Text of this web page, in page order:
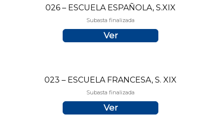
026 – ESCUELA ESPAÑOLA, S.XIX
Subasta finalizada
Ver
023 – ESCUELA FRANCESA, S. XIX
Subasta finalizada
Ver